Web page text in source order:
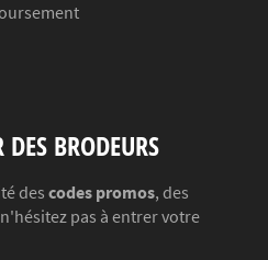
BRODEURS
des codes promos, des
pas à entrer votre